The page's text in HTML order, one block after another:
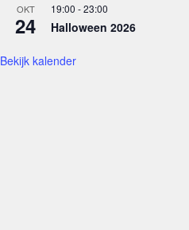
OKT
24
19:00 -23:00
Halloween 2026
Bekijk kalender